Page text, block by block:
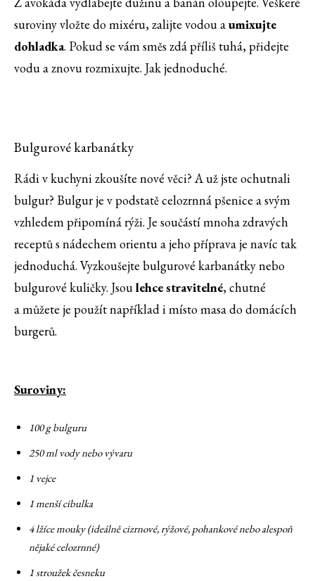
suroviny vložte do mixéru, zalijte vodou aumixujte
dohladka. Pokud se vám směs zdá příliš tuhá, přidejte
vodu a znovu rozmixujte. Jak jednoduché.
Bulgurové karbanátky
Rádi v kuchyni zkoušíte nové věci? A už jste ochutnali
bulgur? Bulgur je v podstatě celozrnná pšenice a svým
vzhledem připomíná rýži. Je součástí mnoha zdravých
receptů s nádechem orientu a jeho příprava je navíc tak
jednoduchá. Vyzkoušejte bulgurové karbanátky nebo
bulgurové kuličky. Jsoulehce stravitelné, chutné
a můžete je použít například i místo masa do domácích
burgerů.
Suroviny:
100 g bulguru
250 ml vody nebo vývaru
1 vejce
1 menší cibulka
4 lžíce mouky (ideálně cizrnové, rýžové, pohankové nebo alespoň
nějaké celozrnné)
1 stroužek česneku